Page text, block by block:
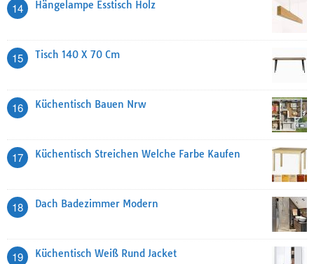
14 Hängelampe Esstisch Holz
15 Tisch 140 X 70 Cm
16 Küchentisch Bauen Nrw
17 Küchentisch Streichen Welche Farbe Kaufen
18 Dach Badezimmer Modern
19 Küchentisch Weiß Rund Jacket